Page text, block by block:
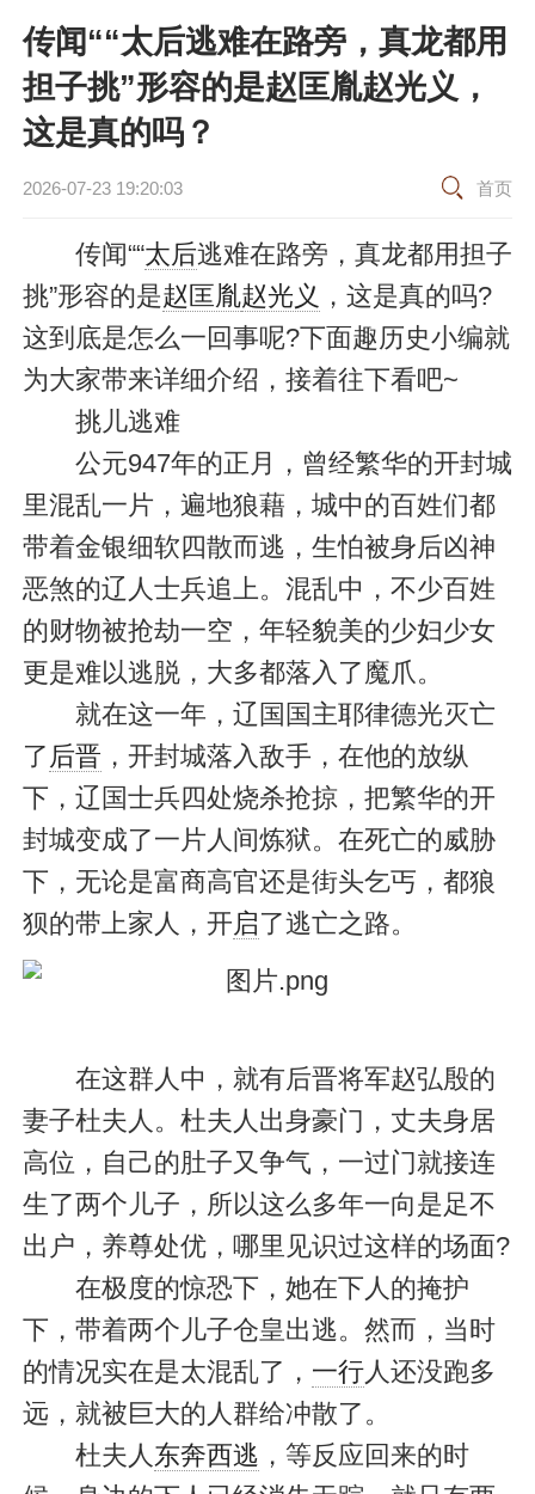
传闻““太后逃难在路旁，真龙都用
担子挑”形容的是赵匡胤赵光义，
这是真的吗？
2026-07-23 19:20:03 首页
传闻““太后逃难在路旁，真龙都用担子
挑”形容的是赵匡胤赵光义 ，这是真的吗?
这到底是怎么一回事呢?下面趣历史小编就
为大家带来详细介绍，接着往下看吧~
挑儿逃难
公元947年的正月，曾经繁华的开封城
里混乱一片，遍地狼藉，城中的百姓们都
带着金银细软四散而逃，生怕被身后凶神
恶煞的辽人士兵追上。混乱中，不少百姓
的财物被抢劫一空，年轻貌美的少妇少女
更是难以逃脱，大多都落入了魔爪。
就在这一年，辽国国主耶律德光灭亡
了 后晋 ，开封城落入敌手，在他的放纵
下，辽国士兵四处烧杀抢掠，把繁华的开
封城变成了一片人间炼狱。在死亡的威胁
下，无论是富商高官还是街头乞丐，都狼
狈的带上家人，开启了逃亡之路。
在这群人中，就有后晋将军赵弘殷的
妻子杜夫人。杜夫人出身豪门，丈夫身居
高位，自己的肚子又争气，一过门就接连
生了两个儿子，所以这么多年一向是足不
出户，养尊处优，哪里见识过这样的场面?
在极度的惊恐下，她在下人的掩护
下，带着两个儿子仓皇出逃。然而，当时
的情况实在是太混乱了， 一行人还没跑多
远，就被巨大的人群给冲散了。
杜夫人 东奔西逃 ，等反应回来的时